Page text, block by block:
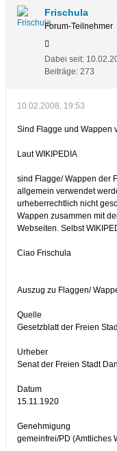
Frischula
Forum-Teilnehmer
Dabei seit:
Beiträge: 273
10.02.2008, 19:53
Sind Flagge und Wappen
Laut WIKIPEDIA
sind Flagge/ Wappen der
allgemein verwendet
urheberrechtlich nicht
Wappen zusammen mit
Webseiten. Selbst
Ciao Frischula
Auszug zu Flaggen/
Quelle
Gesetzblatt der Freien
Urheber
Senat der Freien Stadt
Datum
15.11.1920
Genehmigung
gemeinfrei/PD (Amtliches